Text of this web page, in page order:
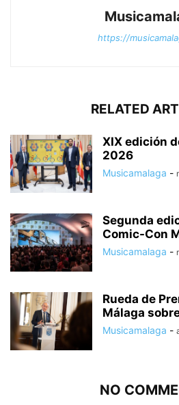
https://
RELATED
XIX edición
2026
Musicamalaga -
Segunda
Comic-Con
Musicamalaga -
Rueda de
Málaga
Musicamalaga -
NO